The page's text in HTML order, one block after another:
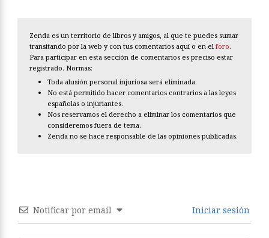
Zenda es un territorio de libros y amigos, al que te puedes sumar
transitando por la web y con tus comentarios aquí o en el foro.
Para participar en esta sección de comentarios es preciso estar
registrado. Normas:
Toda alusión personal injuriosa será eliminada.
No está permitido hacer comentarios contrarios a las leyes
españolas o injuriantes.
Nos reservamos el derecho a eliminar los comentarios que
consideremos fuera de tema.
Zenda no se hace responsable de las opiniones publicadas.
Notificar por email Iniciar sesión